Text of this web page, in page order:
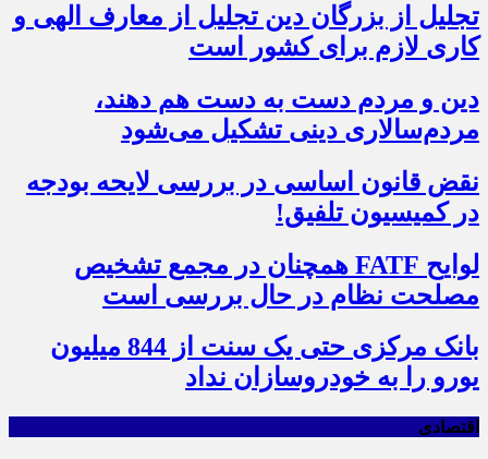
تجلیل از بزرگان دین تجلیل از معارف الهی و
کاری لازم برای کشور است
دین و مردم دست به‌ دست هم دهند،
مردم‌سالاری دینی تشکیل می‌شود
نقض قانون اساسی در بررسی لایحه بودجه
در کمیسیون تلفیق!
لوایح FATF همچنان در مجمع تشخیص
مصلحت نظام در حال بررسی است
بانک مرکزی حتی یک سنت از 844 میلیون
یورو را به خودروسازان نداد
اقتصادی